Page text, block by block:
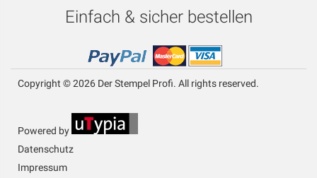
Einfach & sicher bestellen
Copyright © 2026 Der Stempel Profi. All rights reserved.
Powered by
Datenschutz
Impressum